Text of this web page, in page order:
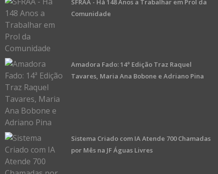
Carlos Sequeira - Programação
Luís Cruz - Informação
Pedro Pimenta - Editor
Sede
redação/editor
Av. Padre Bartolomeu de Gusmão 23-B
2720-426 Águas Livres - Amadora
Propriedade
Eduardo S. Mesquita
nº. Registo ERC
126787
Periodicidade Diária
SFRAA - Há 148 Anos a Trabalhar em Prol da
Comunidade
Amadora Fado: 14ª Edição Traz Raquel
Tavares, Maria Ana Bobone e Adriano Pina
Sistema Criado com IA Atende 700 Chamadas
por Mês na JF Águas Livres